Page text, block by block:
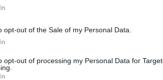
opt-out of the Sale of my Personal Data.
opt-out of processing my Personal Data for